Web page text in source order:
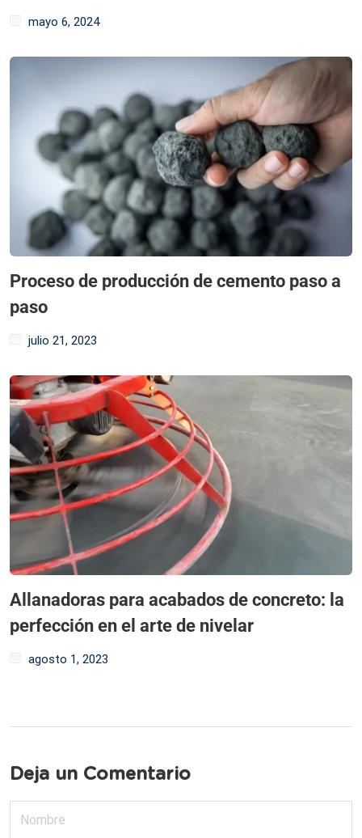
mayo 6, 2024
Proceso de producción de cemento paso a
paso
julio 21, 2023
Allanadoras para acabados de concreto: la
perfección en el arte de nivelar
agosto 1, 2023
Deja un Comentario